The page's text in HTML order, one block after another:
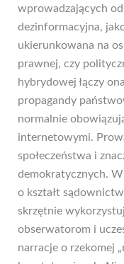
wprowadzających
dezinformacyjna,
ukierunkowana na
prawnej, czy
hybrydowej łączy
propagandy
normalnie
internetowymi.
społeczeństwa i
demokratycznych.
o kształt
skrzętnie
obserwatorom i
narracje o rzekomej